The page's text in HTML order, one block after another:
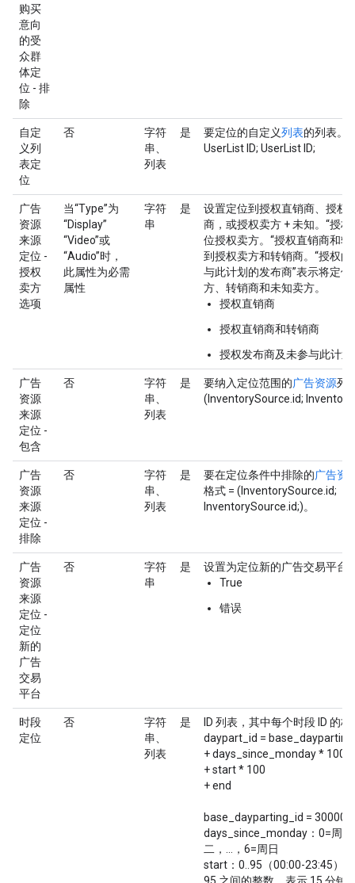
购买
意向
的受
众群
体定
位 - 排
除
自定
义列
表定
位
否
字符
串、
列表
是 要定位的自定义列表的列表。
UserList ID; UserList ID;
广告
资源
来源
定位 -
授权
卖方
选项
当“Type”为
“Display”
“Video”或
“Audio”时，
此属性为必需
属性
字符
串
是
设置定位到授权直销商、授权
商，或授权卖方 + 未知。“授
位授权卖方。“授权直销商和转
到授权卖方和转销商。“授权
与此计划的发布商”表示将定
方、转销商和未知卖方。
授权直销商
授权直销商和转销商
授权发布商及未参与此计
广告
资源
来源
定位 -
包含
否
字符
串、
列表
是 要纳入定位范围的广告资源列
(InventorySource.id;
广告
资源
来源
定位 -
排除
否
字符
串、
列表
是 要在定位条件中排除的广告资
格式 = (InventorySource.id;
InventorySource.id;)。
广告
资源
来源
定位 -
定位
新的
广告
交易
平台
否
字符
串
是
设置为定位新的广告交易平台
True
错误
时段
定位
否
字符
串、
列表
是
ID 列表，其中每个时段 ID 的
daypart_id =
+ days_since_monday *
+ start * 100
+ end
base_dayparting_id = 300000
days_since_monday：0=周
二，...，6=周日
start：0..95（00:00-23:45）